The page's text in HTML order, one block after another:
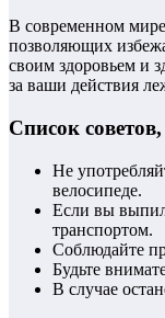
В современном мире
позволяющих
своим здоровьем и
за ваши действия
Список
Не
велосипеде.
Если вы
транспортом.
Соблюдайте
Будьте
В случае